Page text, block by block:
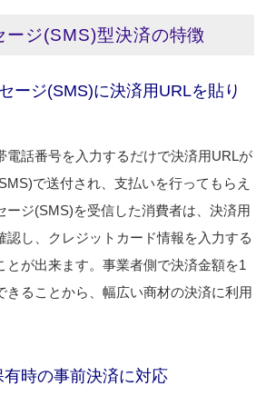
ージ(SMS)型決済の特徴
ージ(SMS)に決済用URLを貼り
電話番号を入力するだけで決済用URLが
で送付され、支払いを行ってもらえ
ージ(SMS)を受信した消費者は、決済用
認し、クレジットカード情報を入力する
とが出来ます。事業者側で決済金額を1
きることから、幅広い商材の決済に利用
時の事前決済に対応